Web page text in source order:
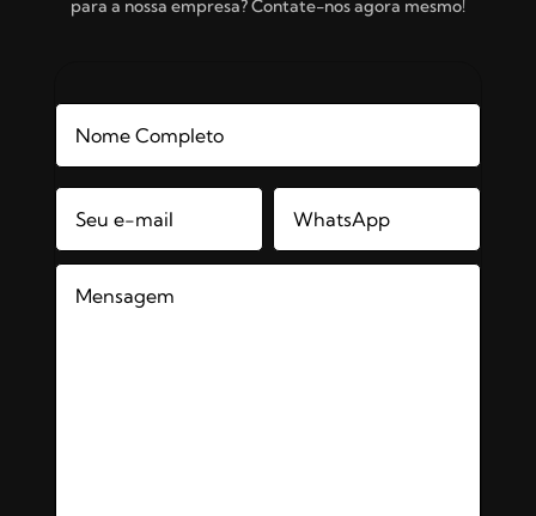
para a nossa empresa? Contate-nos agora mesmo!